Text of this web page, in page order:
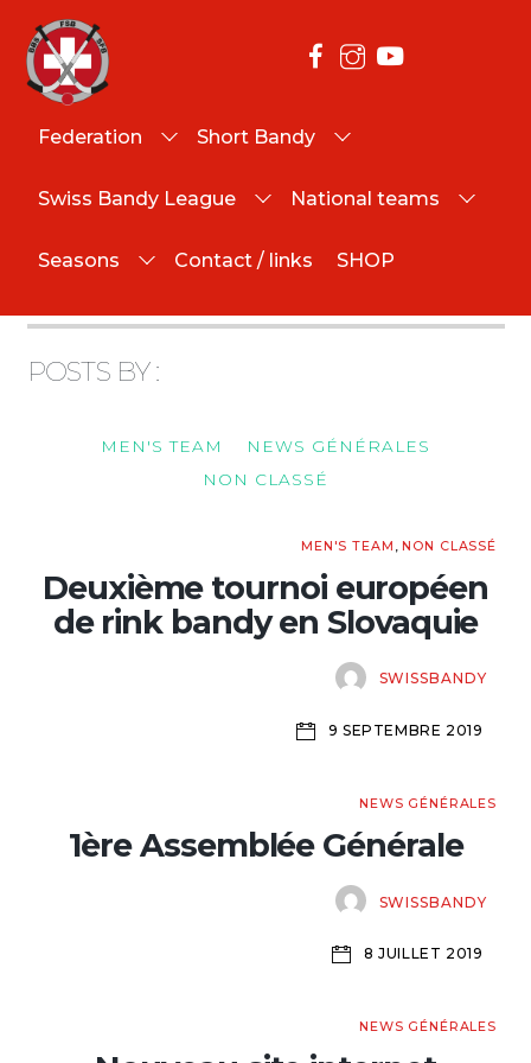
Federation Short Bandy
Swiss Bandy League National teams
Seasons Contact / links SHOP
swissbandy
About swissbandy
POSTS BY :
MEN'S TEAM
NEWS GÉNÉRALES
NON CLASSÉ
MEN'S TEAM ,NON CLASSÉ
Deuxième tournoi européen
de rink bandy en Slovaquie
SWISSBANDY
9 SEPTEMBRE 2019
NEWS GÉNÉRALES
1ère Assemblée Générale
SWISSBANDY
8 JUILLET 2019
NEWS GÉNÉRALES